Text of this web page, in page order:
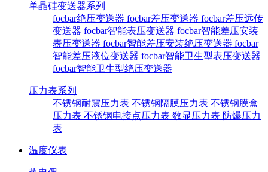
单晶硅变送器系列
focbar绝压变送器 focbar差压变送器 focbar差压远传
变送器 focbar智能表压变送器 focbar智能差压安装
表压变送器 focbar智能差压安装绝压变送器 focbar
智能差压液位变送器 focbar智能卫生型表压变送器
focbar智能卫生型绝压变送器
压力表系列
不锈钢耐震压力表 不锈钢隔膜压力表 不锈钢膜盒
压力表 不锈钢电接点压力表 数显压力表 防爆压力
表
温度仪表